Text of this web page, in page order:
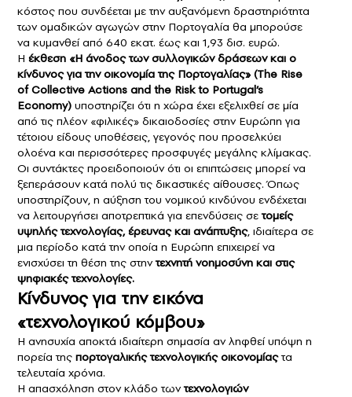
κόστος που συνδέεται με την αυξανόμενη δραστηριότητα
των ομαδικών αγωγών στην Πορτογαλία θα μπορούσε
να κυμανθεί από 640 εκατ. έως και 1,93 δισ. ευρώ.
Η έκθεση «Η άνοδος των συλλογικών δράσεων και ο
κίνδυνος για την οικονομία της Πορτογαλίας» (The Rise
of Collective Actions and the Risk to Portugal’s
Economy) υποστηρίζει ότι η χώρα έχει εξελιχθεί σε μία
από τις πλέον «φιλικές» δικαιοδοσίες στην Ευρώπη για
τέτοιου είδους υποθέσεις, γεγονός που προσελκύει
ολοένα και περισσότερες προσφυγές μεγάλης κλίμακας.
Οι συντάκτες προειδοποιούν ότι οι επιπτώσεις μπορεί να
ξεπεράσουν κατά πολύ τις δικαστικές αίθουσες. Όπως
υποστηρίζουν, η αύξηση του νομικού κινδύνου ενδέχεται
να λειτουργήσει αποτρεπτικά για επενδύσεις σετομείς
υψηλής τεχνολογίας, έρευνας και ανάπτυξης, ιδιαίτερα σε
μια περίοδο κατά την οποία η Ευρώπη επιχειρεί να
ενισχύσει τη θέση της στηντεχνητή νοημοσύνη και στις
ψηφιακές τεχνολογίες.
Κίνδυνος για την εικόνα
«τεχνολογικού κόμβου»
Η ανησυχία αποκτά ιδιαίτερη σημασία αν ληφθεί υπόψη η
πορεία της πορτογαλικής τεχνολογικής οικονομίαςτα
τελευταία χρόνια.
Η απασχόληση στον κλάδο τωντεχνολογιών